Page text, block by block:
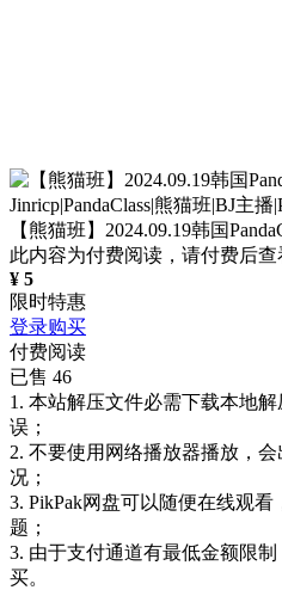
【熊猫班】2024.09.19韩国
此内容为付费阅读，请付费后查
¥ 5
限时特惠
登录购买
付费阅读
已售 46
1. 本站解压文件必需下载本地
误；
2. 不要使用网络播放器播放，
况；
3. PikPak网盘可以随便在线观
题；
3. 由于支付通道有最低金额限
买。